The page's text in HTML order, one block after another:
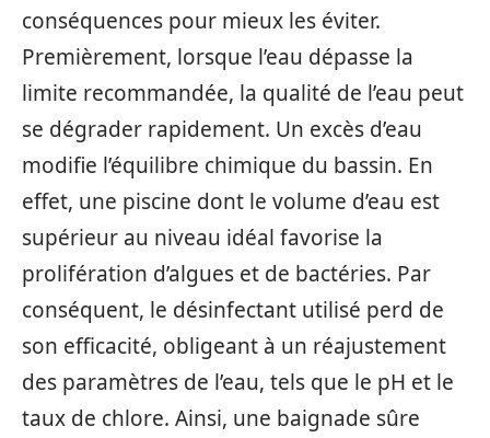
conséquences pour mieux les éviter.
Premièrement, lorsque l’eau dépasse la
limite recommandée, la qualité de l’eau peut
se dégrader rapidement. Un excès d’eau
modifie l’équilibre chimique du bassin. En
effet, une piscine dont le volume d’eau est
supérieur au niveau idéal favorise la
prolifération d’algues et de bactéries. Par
conséquent, le désinfectant utilisé perd de
son efficacité, obligeant à un réajustement
des paramètres de l’eau, tels que le pH et le
taux de chlore. Ainsi, une baignade sûre